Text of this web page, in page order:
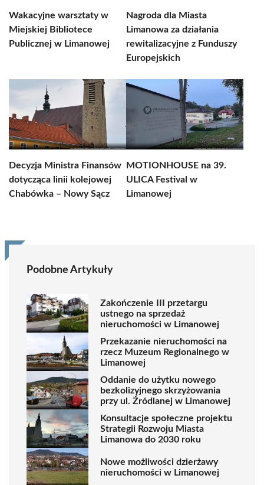
Wakacyjne warsztaty w
Miejskiej Bibliotece
Publicznej w Limanowej
Nagroda dla Miasta
Limanowa za działania
rewitalizacyjne z Funduszy
Europejskich
Decyzja Ministra Finansów
dotycząca linii kolejowej
Chabówka – Nowy Sącz
MOTIONHOUSE na 39.
ULICA Festival w
Limanowej
Podobne Artykuły
Zakończenie III przetargu
ustnego na sprzedaż
nieruchomości w Limanowej
Przekazanie nieruchomości na
rzecz Muzeum Regionalnego w
Limanowej
Oddanie do użytku nowego
bezkolizyjnego skrzyżowania
przy ul. Źródlanej w Limanowej
Konsultacje społeczne projektu
Strategii Rozwoju Miasta
Limanowa do 2030 roku
Nowe możliwości dzierżawy
nieruchomości w Limanowej